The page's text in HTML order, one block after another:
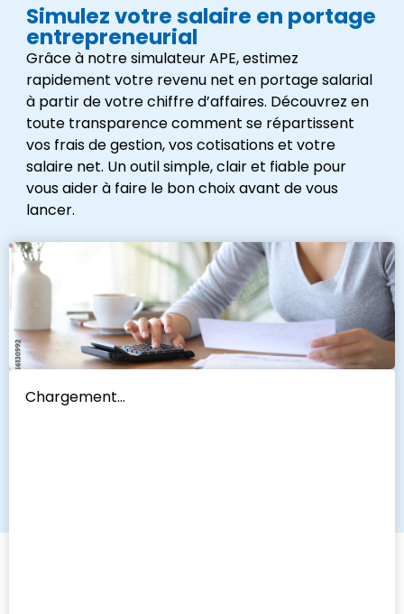
Simulez votre salaire en portage
entrepreneurial
Grâce à notre simulateur APE, estimez
rapidement votre revenu net en portage salarial
à partir de votre chiffre d’affaires. Découvrez en
toute transparence comment se répartissent
vos frais de gestion, vos cotisations et votre
salaire net. Un outil simple, clair et fiable pour
vous aider à faire le bon choix avant de vous
lancer.